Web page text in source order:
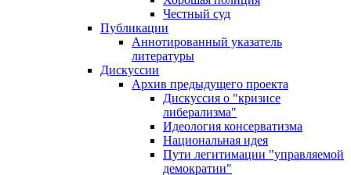
Честный суд
Публикации
Аннотированный указатель
литературы
Дискуссии
Архив предыдущего проекта
Дискуссия о "кризисе
либерализма"
Идеология консерватизма
Национальная идея
Пути легитимации "управляемой
демократии"